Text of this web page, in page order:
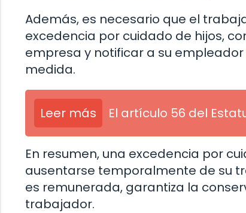
Además, es necesario que el
excedencia por cuidado de hijos,
empresa y notificar a su
medida.
Leer más El artículo 56 del
En resumen, una excedencia por
ausentarse temporalmente de su
es remunerada, garantiza la
trabajador.